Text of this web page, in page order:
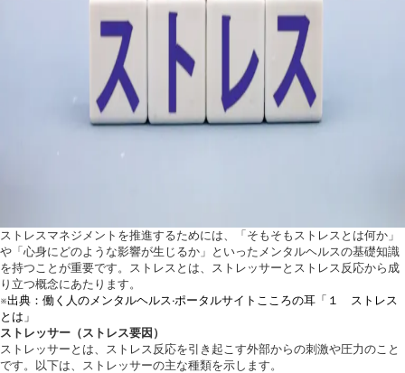
ストレスマネジメントを推進するためには、「そもそもストレスとは何か」
や「心身にどのような影響が生じるか」といったメンタルヘルスの基礎知識
を持つことが重要です。ストレスとは、ストレッサーとストレス反応から成
り立つ概念にあたります。
※出典：働く人のメンタルヘルス·ポータルサイトこころの耳「１ ストレス
とは」
ストレッサー（ストレス要因）
ストレッサーとは、ストレス反応を引き起こす外部からの刺激や圧力のこと
です。以下は、ストレッサーの主な種類を示します。